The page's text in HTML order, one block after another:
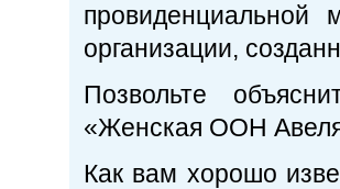
организации,
Позвольте
«Женская ООН
Как вам хорошо